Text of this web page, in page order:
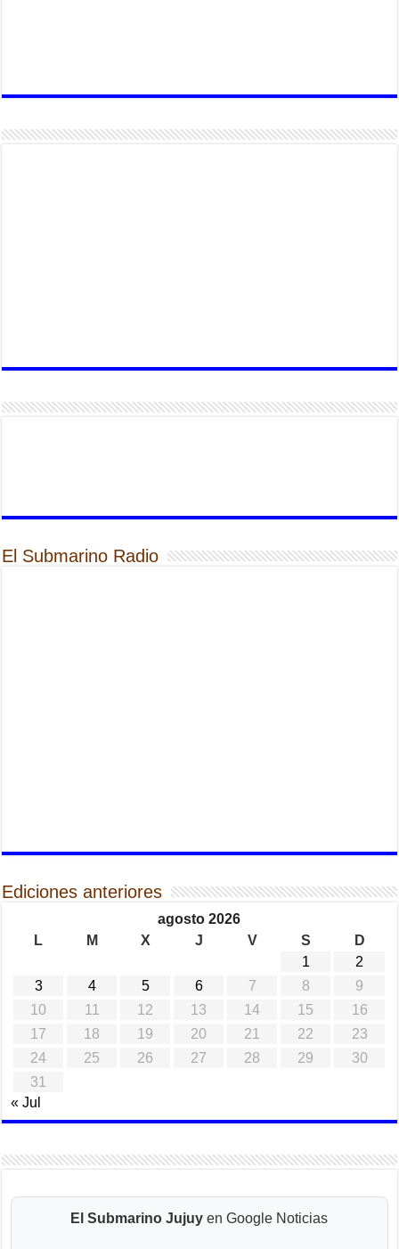
El Submarino Radio
Ediciones anteriores
agosto 2026
L
M X J V S
D
1
2
3
4 5 6 7 8
9
10
11 12 13 14 15
16
17
18 19 20 21 22
23
24
25 26 27 28 29
30
31
« Jul
El Submarino Jujuy en Google Noticias